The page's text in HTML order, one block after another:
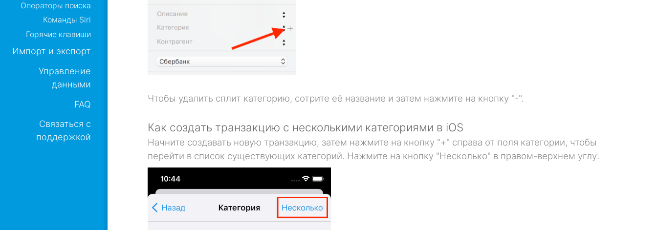
Операторы поиска
Команды Siri
Горячие клавиши
Импорт и экспорт
Управление
данными
FAQ
Связаться с
поддержкой
Чтобы удалить сплит категорию, сотрите её название и затем нажмите на кнопку "-".
Как создать транзакцию с несколькими категориями в iOS
Начните создавать новую транзакцию, затем нажмите на кнопку "+" справа от поля категории, чтобы
перейти в список существующих категорий. Нажмите на кнопку "Несколько" в правом-верхнем углу: